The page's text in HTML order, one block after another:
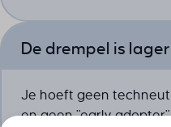
De drempel is
Je hoeft geen
en geen "early